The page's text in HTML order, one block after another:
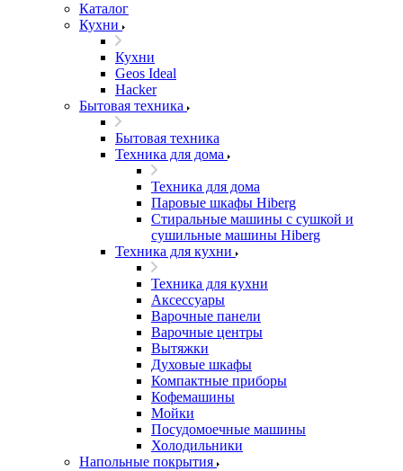
Каталог
Кухни
Кухни
Geos Ideal
Hacker
Бытовая техника
Бытовая техника
Техника для дома
Техника для дома
Паровые шкафы Hiberg
Стиральные машины с сушкой и
сушильные машины Hiberg
Техника для кухни
Техника для кухни
Аксессуары
Варочные панели
Варочные центры
Вытяжки
Духовые шкафы
Компактные приборы
Кофемашины
Мойки
Посудомоечные машины
Холодильники
Напольные покрытия